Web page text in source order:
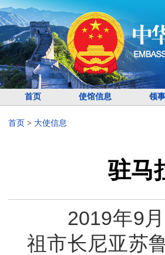
首页 使馆信息 领
首页 > 大使信息
驻马
2019年9月
祖市长尼亚苏